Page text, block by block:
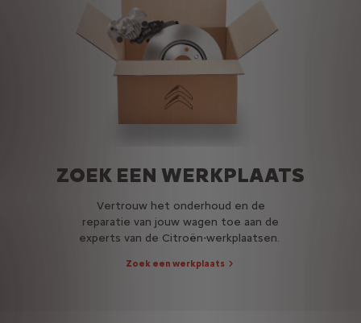
ZOEK EEN WERKPLAATS
Vertrouw het onderhoud en de
reparatie van jouw wagen toe aan de
experts van de Citroën-werkplaatsen.
Zoek een werkplaats